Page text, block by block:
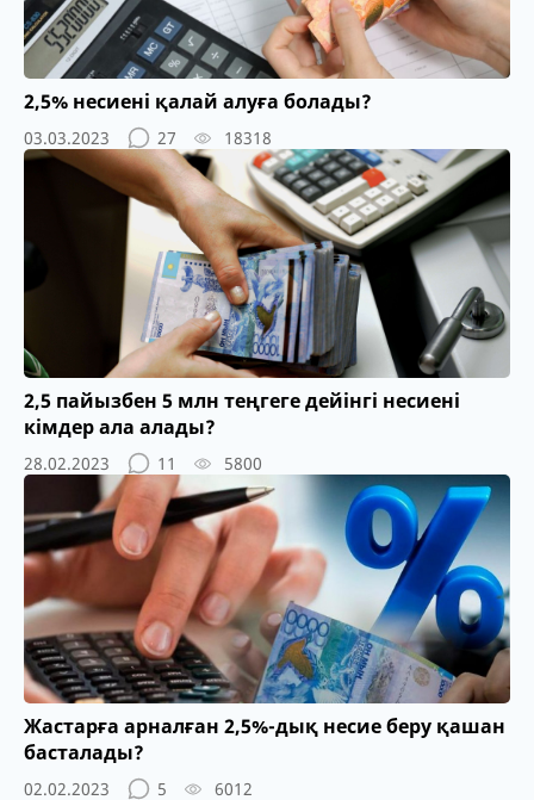
2,5% несиені қалай алуға болады?
03.03.2023 27 18318
2,5 пайызбен 5 млн теңгеге дейінгі несиені
кімдер ала алады?
28.02.2023 11 5800
Жастарға арналған 2,5%-дық несие беру қашан
басталады?
02.02.2023 5 6012